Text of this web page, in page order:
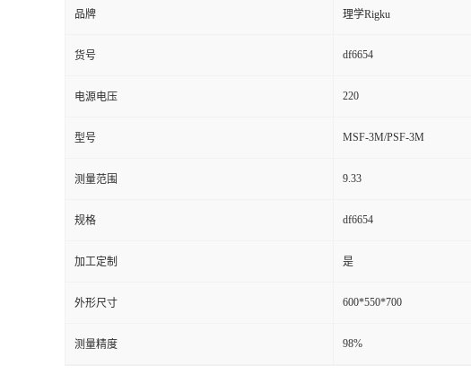
品牌 理学Rigku
货号 df6654
电源电压 220
型号 MSF-3M/PSF-3M
测量范围 9.33
规格 df6654
加工定制 是
外形尺寸 600*550*700
测量精度 98%